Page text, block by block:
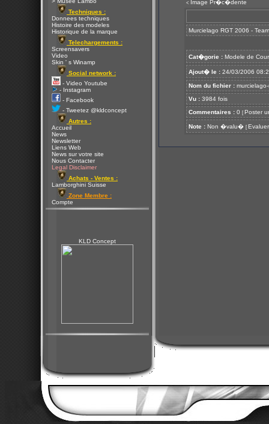
Techniques :
Donnees techniques
Histoire des modeles
Historique de la marque
Telechargements :
Screensavers
Video
Skin ' s Winamp
Social network :
- Video Youtube
- Instagram
- Facebook
- Tweetez @kldconcept
Autres :
Accueil
News
Newsletter
Liens Web
News sur votre site
Nous Contacter
Legal Disclaimer
Achats - Ventes :
Lamborghini Suisse
Zone Membre :
Compte
KLD Concept
< Image Pr�c�dente
Murcielago RGT 2006 -
Cat�gorie : Modele de
Ajout� le : 24/03/2006
Nom du fichier :
Vu : 3984 fois
Commentaires : 0 [ Poster
Note : Non �valu� [ Evaluer